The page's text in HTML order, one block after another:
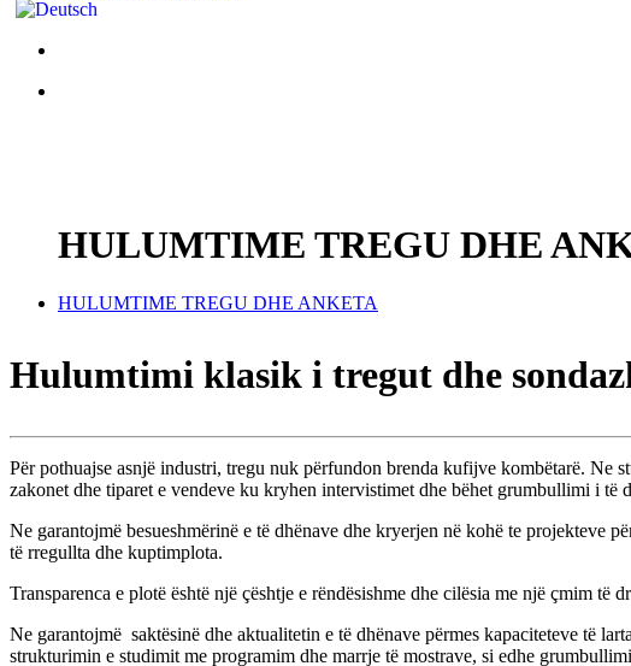
HULUMTIME TREGU DHE
HULUMTIME TREGU DHE ANKETA
Hulumtimi klasik i tregut dhe
Për pothuajse asnjë industri, tregu nuk përfundon brenda kufijve kombëtarë.
zakonet dhe tiparet e vendeve ku kryhen intervistimet dhe bëhet grumbullimi i të
Ne garantojmë besueshmërinë e të dhënave dhe kryerjen në kohë te projekteve
të rregullta dhe kuptimplota.
Transparenca e plotë është një çështje e rëndësishme dhe cilësia me një çmim të
Ne garantojmë saktësinë dhe aktualitetin e të dhënave përmes kapaciteteve të
strukturimin e studimit me programim dhe marrje të mostrave, si edhe